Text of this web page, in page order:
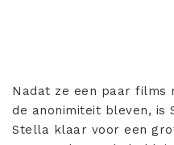
Nadat ze een paar films
de anonimiteit bleven, is
Stella klaar voor een